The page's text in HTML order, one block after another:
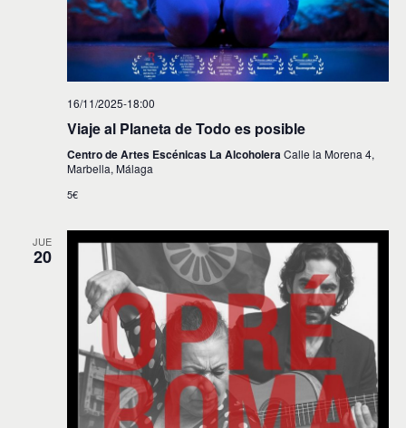
16/11/2025-18:00
Viaje al Planeta de Todo es posible
Centro de Artes Escénicas La AlcoholeraCalle la Morena 4,
Marbella, Málaga
5€
JUE
20